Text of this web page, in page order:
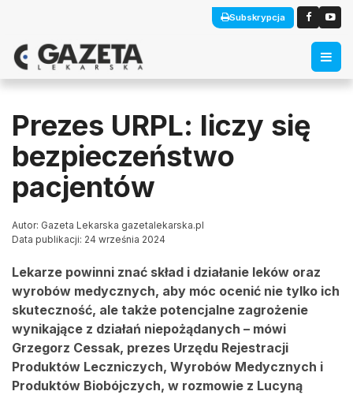
Subskrypcja
Prezes URPL: liczy się
bezpieczeństwo
pacjentów
Autor: Gazeta Lekarska gazetalekarska.pl
Data publikacji: 24 września 2024
Lekarze powinni znać skład i działanie leków oraz
wyrobów medycznych, aby móc ocenić nie tylko ich
skuteczność, ale także potencjalne zagrożenie
wynikające z działań niepożądanych – mówi
Grzegorz Cessak, prezes Urzędu Rejestracji
Produktów Leczniczych, Wyrobów Medycznych i
Produktów Biobójczych, w rozmowie z Lucyną